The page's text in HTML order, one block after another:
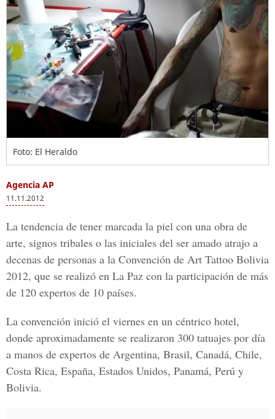
Foto: El Heraldo
Agencia AP
11.11.2012
La tendencia de tener marcada la piel con una obra de
arte, signos tribales o las iniciales del ser amado atrajo a
decenas de personas a la Convención de Art Tattoo Bolivia
2012, que se realizó en La Paz con la participación de más
de 120 expertos de 10 países.
La convención inició el viernes en un céntrico hotel,
donde aproximadamente se realizaron 300 tatuajes por día
a manos de expertos de Argentina, Brasil, Canadá, Chile,
Costa Rica, España, Estados Unidos, Panamá, Perú y
Bolivia.